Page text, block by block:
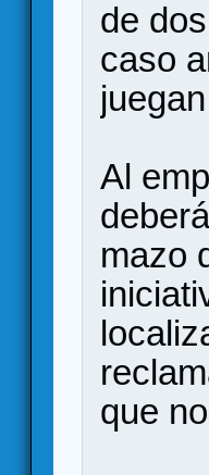
de
caso
Al
mazo
que